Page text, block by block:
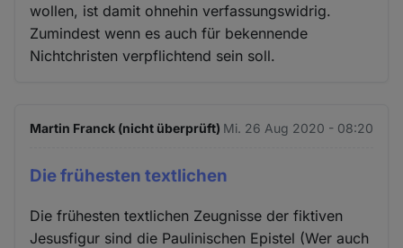
wollen, ist damit ohnehin verfassungswidrig.
Zumindest wenn es auch für bekennende
Nichtchristen verpflichtend sein soll.
Martin Franck (nicht überprüft) Mi. 26 Aug 2020 - 08:20
Die frühesten textlichen
Die frühesten textlichen Zeugnisse der fiktiven
Jesusfigur sind die Paulinischen Epistel (Wer auch